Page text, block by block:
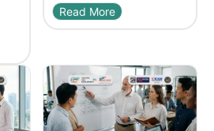
Read More